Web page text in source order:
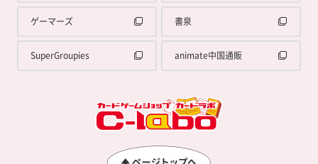
ゲーマーズ 書泉
SuperGroupies animate中国通販